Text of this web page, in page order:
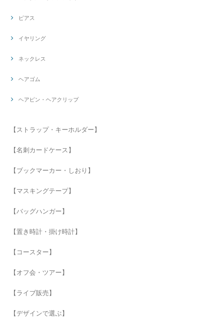
ピアス
イヤリング
ネックレス
ヘアゴム
ヘアピン・ヘアクリップ
【ストラップ・キーホルダー】
【名刺カードケース】
【ブックマーカー・しおり】
【マスキングテープ】
【バッグハンガー】
【置き時計・掛け時計】
【コースター】
【オフ会・ツアー】
【ライブ販売】
【デザインで選ぶ】